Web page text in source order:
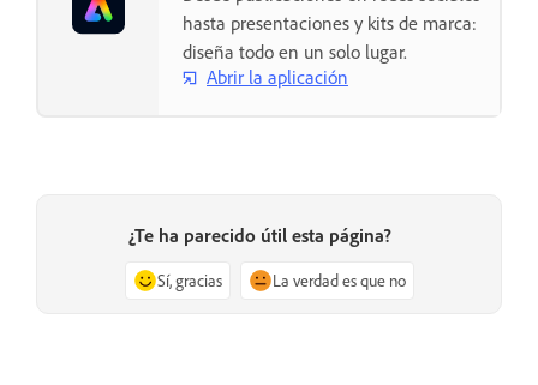
hasta presentaciones y kits de marca:
diseña todo en un solo lugar.
Abrir la aplicación
¿Te ha parecido útil esta página?
Sí, gracias La verdad es que no